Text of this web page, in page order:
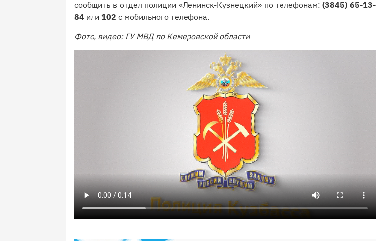
сообщить в отдел полиции «Ленинск-Кузнецкий» по телефонам:(3845) 65-13-
84 или 102 с мобильного телефона.
Фото, видео: ГУ МВД по Кемеровской области